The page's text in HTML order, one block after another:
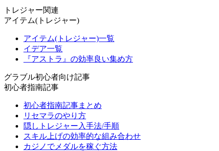
トレジャー関連
アイテム(トレジャー)
アイテム(トレジャー)一覧
イデア一覧
『アストラ』の効率良い集め方
グラブル初心者向け記事
初心者指南記事
初心者指南記事まとめ
リセマラのやり方
隠しトレジャー入手法/手順
スキル上げの効率的な組み合わせ
カジノでメダルを稼ぐ方法